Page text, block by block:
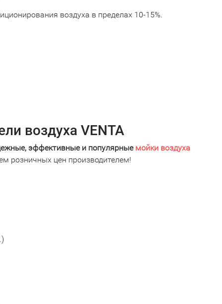
воздуха в пределах 10-15%.
воздуха VENTA
эффективные и популярные мойки воздуха
розничных цен производителем!